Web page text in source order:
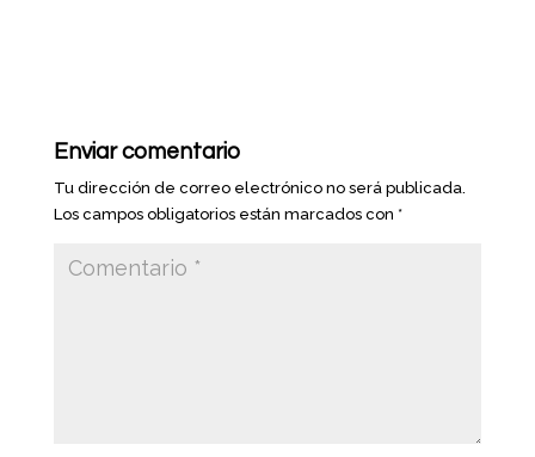
Enviar comentario
Tu dirección de correo electrónico no será publicada.
Los campos obligatorios están marcados con *